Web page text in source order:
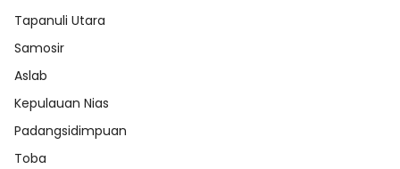
Tapanuli Utara
Samosir
Aslab
Kepulauan Nias
Padangsidimpuan
Toba